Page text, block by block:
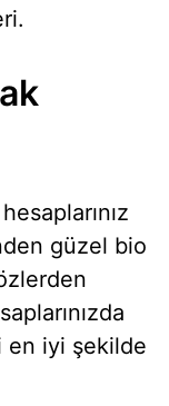
güzel bio
en iyi şekilde